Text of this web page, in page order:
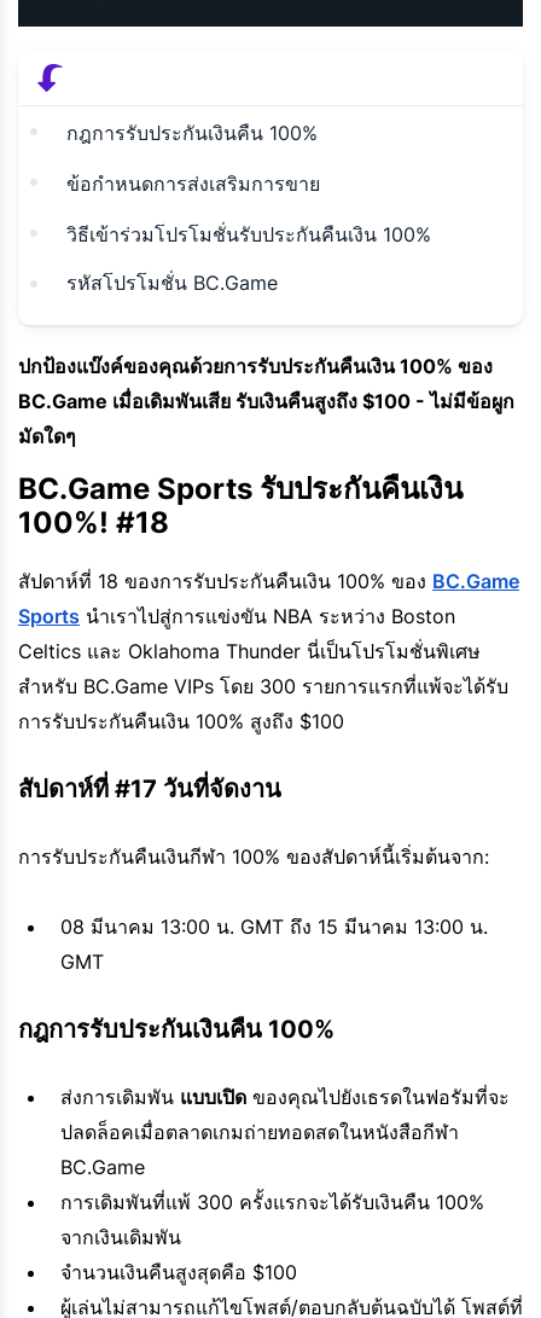
กฎการรับประกันเงินคืน 100%
ข้อกำหนดการส่งเสริมการขาย
วิธีเข้าร่วมโปรโมชั่นรับประกันคืนเงิน 100%
รหัสโปรโมชั่น BC.Game
ปกป้องแบ๊งค์ของคุณด้วยการรับประกันคืนเงิน 100% ของ
BC.Game เมื่อเดิมพันเสีย รับเงินคืนสูงถึง $100 - ไม่มีข้อผูก
มัดใดๆ
BC.Game Sports รับประกันคืนเงิน
100%! #18
สัปดาห์ที่ 18 ของการรับประกันคืนเงิน 100% ของ BC.Game
Sports นำเราไปสู่การแข่งขัน NBA ระหว่าง Boston
Celtics และ Oklahoma Thunder นี่เป็นโปรโมชั่นพิเศษ
สำหรับ BC.Game VIPs โดย 300 รายการแรกที่แพ้จะได้รับ
การรับประกันคืนเงิน 100% สูงถึง $100
สัปดาห์ที่ #17 วันที่จัดงาน
การรับประกันคืนเงินกีฬา 100% ของสัปดาห์นี้เริ่มต้นจาก:
08 มีนาคม 13:00 น. GMT ถึง 15 มีนาคม 13:00 น.
GMT
กฎการรับประกันเงินคืน 100%
ส่งการเดิมพัน แบบเปิด ของคุณไปยังเธรดในฟอรัมที่จะ
ปลดล็อคเมื่อตลาดเกมถ่ายทอดสดในหนังสือกีฬา
BC.Game
การเดิมพันที่แพ้ 300 ครั้งแรกจะได้รับเงินคืน 100%
จากเงินเดิมพัน
จำนวนเงินคืนสูงสุดคือ $100
ผู้เล่นไม่สามารถแก้ไขโพสต์/ตอบกลับต้นฉบับได้ โพสต์ที่